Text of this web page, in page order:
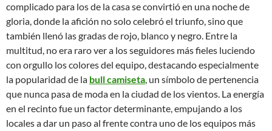
complicado para los de la casa se convirtió en una noche de
gloria, donde la afición no solo celebró el triunfo, sino que
también llenó las gradas de rojo, blanco y negro. Entre la
multitud, no era raro ver a los seguidores más fieles luciendo
con orgullo los colores del equipo, destacando especialmente
la popularidad de la bull camiseta, un símbolo de pertenencia
que nunca pasa de moda en la ciudad de los vientos. La energía
en el recinto fue un factor determinante, empujando a los
locales a dar un paso al frente contra uno de los equipos más